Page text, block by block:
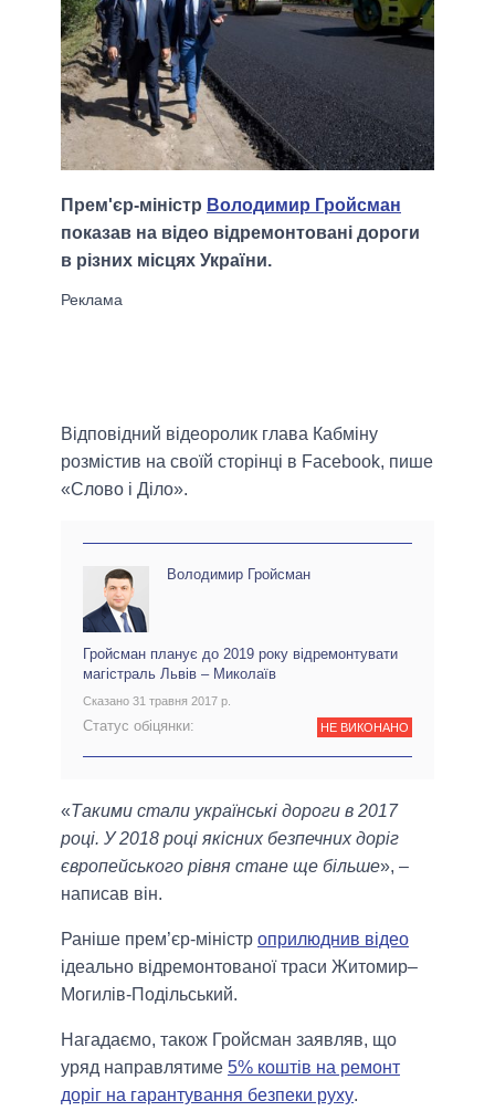
Прем'єр-міністр Володимир Гройсман
показав на відео відремонтовані дороги
в різних місцях України.
Відповідний відеоролик глава Кабміну
розмістив на своїй сторінці в Facebook, пише
«Слово і Діло».
Володимир Гройсман
Гройсман планує до 2019 року відремонтувати
магістраль Львів – Миколаїв
Сказано 31 травня 2017 р.
Статус обіцянки: НЕ ВИКОНАНО
«Такими стали українські дороги в 2017
році. У 2018 році якісних безпечних доріг
європейського рівня стане ще більше», –
написав він.
Раніше прем’єр-міністр оприлюднив відео
ідеально відремонтованої траси Житомир–
Могилів-Подільський.
Нагадаємо, також Гройсман заявляв, що
уряд направлятиме 5% коштів на ремонт
доріг на гарантування безпеки руху.